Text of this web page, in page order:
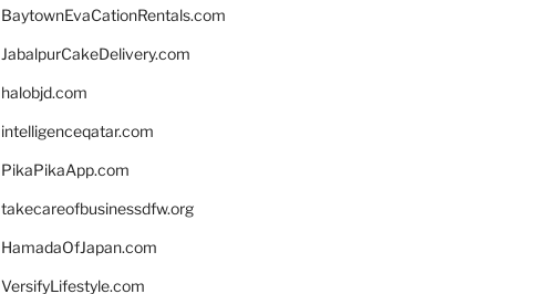
BaytownEvaCationRentals.com
JabalpurCakeDelivery.com
halobjd.com
intelligenceqatar.com
PikaPikaApp.com
takecareofbusinessdfw.org
HamadaOfJapan.com
VersifyLifestyle.com